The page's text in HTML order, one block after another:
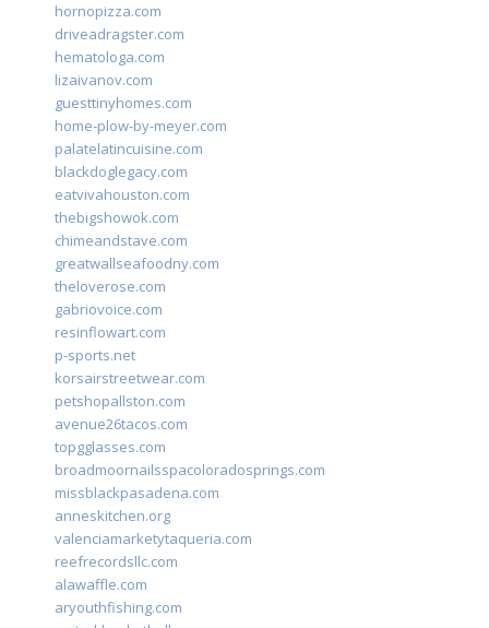
hornopizza.com
driveadragster.com
hematologa.com
lizaivanov.com
guesttinyhomes.com
home-plow-by-meyer.com
palatelatincuisine.com
blackdoglegacy.com
eatvivahouston.com
thebigshowok.com
chimeandstave.com
greatwallseafoodny.com
theloverose.com
gabriovoice.com
resinflowart.com
p-sports.net
korsairstreetwear.com
petshopallston.com
avenue26tacos.com
topgglasses.com
broadmoornailsspacoloradosprings.com
missblackpasadena.com
anneskitchen.org
valenciamarketytaqueria.com
reefrecordsllc.com
alawaffle.com
aryouthfishing.com